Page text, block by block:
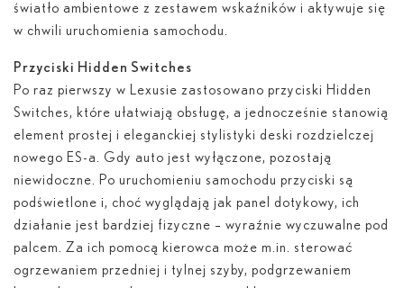
światło ambientowe z zestawem wskaźników i aktywuje się
w chwili uruchomienia samochodu.
Przyciski Hidden Switches
Po raz pierwszy w Lexusie zastosowano przyciski Hidden
Switches, które ułatwiają obsługę, a jednocześnie stanowią
element prostej i eleganckiej stylistyki deski rozdzielczej
nowego ES-a. Gdy auto jest wyłączone, pozostają
niewidoczne. Po uruchomieniu samochodu przyciski są
podświetlone i, choć wyglądają jak panel dotykowy, ich
działanie jest bardziej fizyczne – wyraźnie wyczuwalne pod
palcem. Za ich pomocą kierowca może m.in. sterować
ogrzewaniem przedniej i tylnej szyby, podgrzewaniem